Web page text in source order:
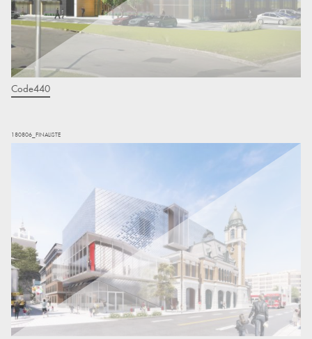
Code440
180806_FINALISTE